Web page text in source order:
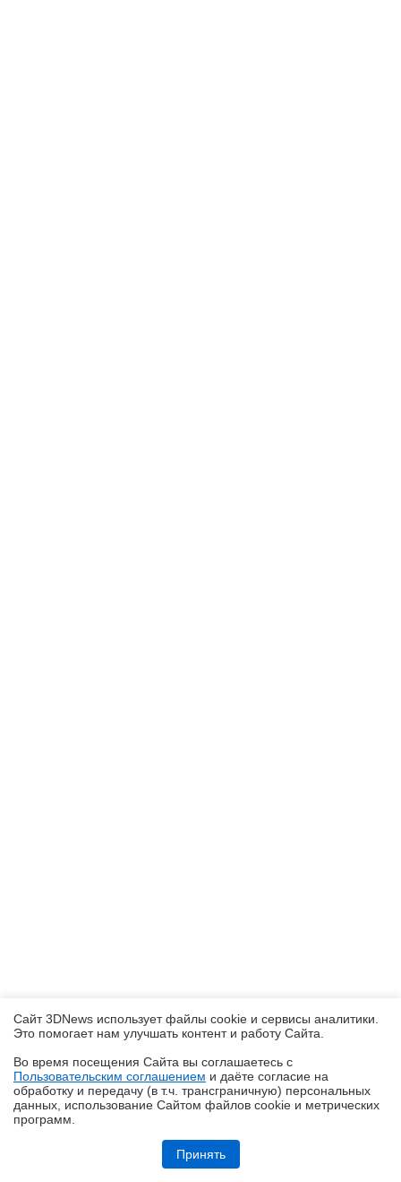
Обзор HUAWEI WATCH Kids X1 Pro: самые умные детские часы
Сайт 3DNews использует файлы cookie и сервисы аналитики.
Это помогает нам улучшать контент и работу Cайта.
Во время посещения Cайта вы соглашаетесь с
Пользовательским соглашением и даёте согласие на
обработку и передачу (в т.ч. трансграничную) персональных
данных, использование Cайтом файлов cookie и метрических
программ.
Принять